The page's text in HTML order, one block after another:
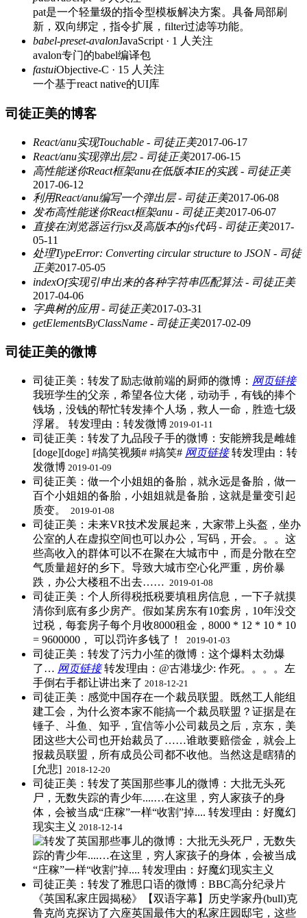
pat是一个轻量级的指令型模板解决方案。具备局部刷
新，双向绑定，指令扩展，filter过滤等功能。
babel-preset-avalonJavaScript · 1 人关注
avalon专门的babel编译包
fastuiObjective-C · 15 人关注
一个基于react native的UI库
司徒正美的博客
React/anu实现Touchable - 司徒正美2017-06-17
React/anu实现弹出层2 - 司徒正美2017-06-15
高性能迷你React框架anu在低版本IE的实践 - 司徒正美
2017-06-12
利用React/anu编写一个弹出层 - 司徒正美2017-06-08
发布高性能迷你React框架anu - 司徒正美2017-06-07
直接在浏览器运行jsx及高版本的js代码 - 司徒正美2017-
05-11
处理TypeError: Converting circular structure to JSON - 司徒
正美2017-05-05
indexOf实现引申出来的各种字符串匹配算法 - 司徒正美
2017-04-06
字典树的应用 - 司徒正美2017-03-31
getElementsByClassName - 司徒正美2017-02-09
司徒正美的微博
司徒正美：转发了励志做前端的厨师的微博： 网页链接
我班学生的父亲，希望各位大佬，动动手，有钱的捧个
钱场，没钱的帮忙转发捧个人场，救人一命，胜造七级
浮屠。 ​转发理由：转发微博 2019-01-11
司徒正美：转发了九品段子手的微博：安能辨我是雌雄
[doge][doge] #搞笑视频# #搞笑# 网页链接​转发理由：转
发微博 2019-01-09
司徒正美：做一个小姐姐的备胎，就永远是备胎，做一
百个小姐姐的备胎，小姐姐就是备胎，这就是量变引起
质变。 ​
2019-01-08
司徒正美：未来VR技术发展起来，大家带上头盔，坐办
公室的人在虚拟空间也可以办公，写码，开会。。。这
些高收入的群体可以不在聚在大城市中，而是分散在空
气质量超好的乡下。导致大城市空心化严重，房价暴
跌，办公大楼租不出去…… ​ 2019-01-08
司徒正美：个人所得税抵税要填租房信息，一下子就摸
清你到底有多少房产。假如某房东有10套房，10年没交
过税，每套房子每个月收8000租金，8000 * 12 * 10 * 10
= 9600000， 可以罚许多钱了！ ​
2019-01-03
司徒正美：转发了污力小笙的微博：这个爆料太劲爆
了… 网页链接​转发理由：@古港垅少: 作死。。。。左
手倒右手都让讲出来了 2018-12-21
司徒正美：感觉中国存在一个裁员联盟。既然工人能组
建工会，为什么资本家不能搞一个裁员联盟？证据是在
锤子、斗鱼、知乎，宜信等小公司裁员之后，京东，美
团这些大公司也开始裁员了……谁敢要赔偿金，就会上
报裁员联盟，所有成员公司都不收他。当然这是瞎猜的
[允悲] ​​​​ 2018-12-20
司徒正美：转发了英国那些事儿的微博：大批无头死
尸，无数失踪的青少年....…在这里，穷人家孩子的身
体，会被当成“庄稼”一样“收割”掉.... ​转发理由：好魔幻
现实主义 2018-12-14
司徒正美：转发了雅思口语的微博：BBC高分纪录片
《英国私家庄园揭秘》【双语字幕】历史学家丹(bull)克
鲁克尚克探访了六座英国最伟大的私家庄园邸宅，这些